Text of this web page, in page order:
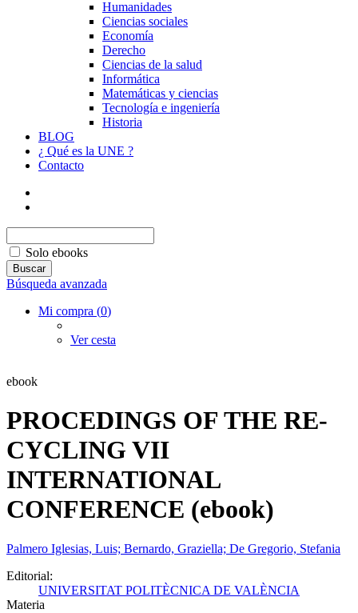
Humanidades
Ciencias sociales
Economía
Derecho
Ciencias de la salud
Informática
Matemáticas y ciencias
Tecnología e ingeniería
Historia
BLOG
¿ Qué es la UNE ?
Contacto
Solo ebooks
Búsqueda avanzada
Mi compra (0)
Ver cesta
ebook
PROCEDINGS OF THE RE-
CYCLING VII
INTERNATIONAL
CONFERENCE (ebook)
Palmero Iglesias, Luis; Bernardo, Graziella; De Gregorio, Stefania
Editorial:
UNIVERSITAT POLITÈCNICA DE VALÈNCIA
Materia